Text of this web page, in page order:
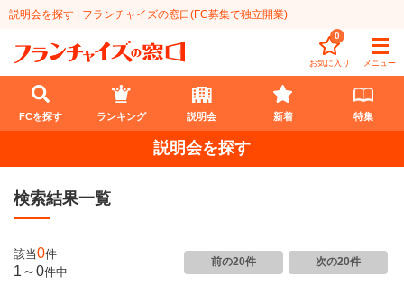
説明会を探す | フランチャイズの窓口(FC募集で独立開業)
お気に入り
0
メニュー
FCを探す
業種
代理店業
開業資金
FCを探す ランキング 説明会 新着 特集
説明会を探す
検索結果一覧
該当0件
1～0件中
前の20件 次の20件